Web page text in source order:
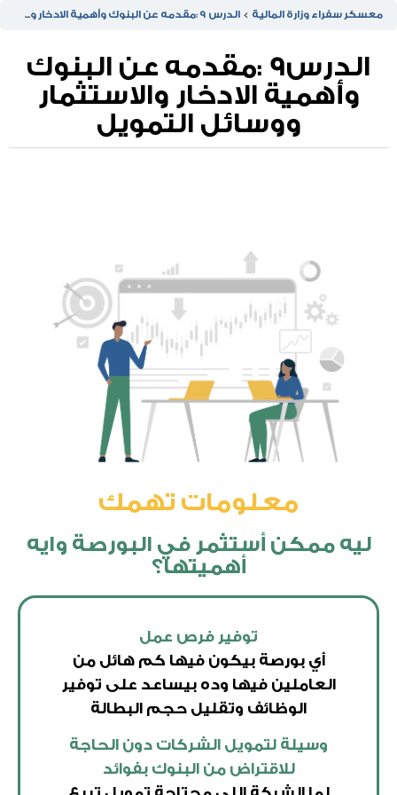
معسكر سفراء وزارة المالية الدرس 9 :مقدمه عن البنوك وأهمية الادخار والاستثمار ووسائل التمويل
الدرس9 :مقدمه عن البنوك
وأهمية الادخار والاستثمار
ووسائل التمويل
معلومات تهمك
ليه ممكن أستثمر في البورصة وايه
أهميتها؟
توفير فرص عمل
أي بورصة بيكون فيها كم هائل من
العاملين فيها وده بيساعد على توفير
الوظائف وتقليل حجم البطالة
وسيلة لتمويل الشركات دون الحاجة
للاقتراض من البنوك بفوائد